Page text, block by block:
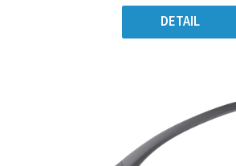
5
hvězdiček.
DETAIL